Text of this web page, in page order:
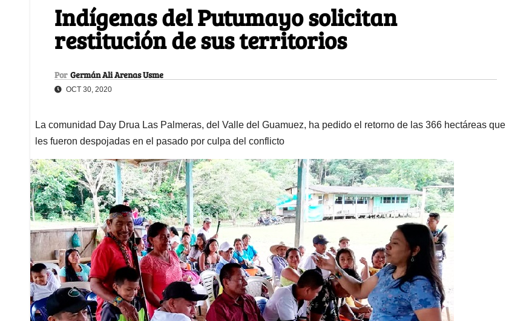
Indígenas del Putumayo solicitan
restitución de sus territorios
Por Germán Ali Arenas Usme
OCT 30, 2020
La comunidad Day Drua Las Palmeras, del Valle del Guamuez, ha pedido el retorno de las 366 hectáreas que
les fueron despojadas en el pasado por culpa del conflicto